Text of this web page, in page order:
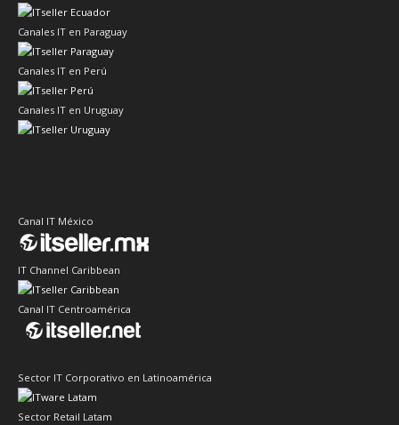
Canales IT en Paraguay
Canales IT en Perú
Canales IT en Uruguay
Canal IT México
IT Channel Caribbean
Canal IT Centroamérica
Sector IT Corporativo en Latinoamérica
Sector Retail Latam